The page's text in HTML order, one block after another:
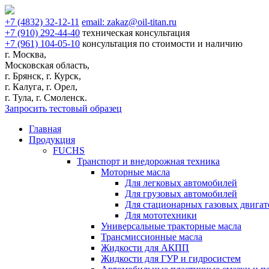
+7 (4832) 32-12-11 email: zakaz@oil-titan.ru
+7 (910) 292-44-40 техническая консультация
+7 (961) 104-05-10 консультация по стоимости и наличию
г. Москва,
Московская область,
г. Брянск, г. Курск,
г. Калуга, г. Орел,
г. Тула, г. Смоленск.
Запросить тестовый образец
Главная
Продукция
FUCHS
Транспорт и внедорожная техника
Моторные масла
Для легковых автомобилей
Для грузовых автомобилей
Для стационарных газовых
Для мототехники
Универсальные тракторные масла
Трансмиссионные масла
Жидкости для АКПП
Жидкости для ГУР и гидросистем